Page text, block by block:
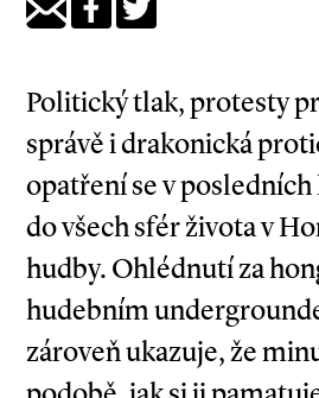
Politický tlak, protesty
správě i drakonická
opatření se v
do všech sfér života v
hudby. Ohlédnutí za
hudebním
zároveň ukazuje, že